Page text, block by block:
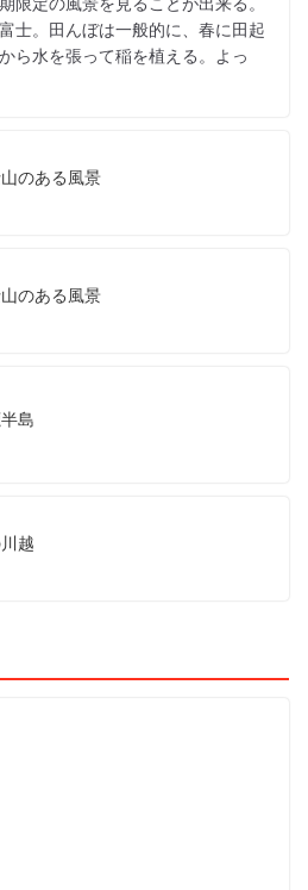
士。田んぼは一般的に、春に田起
ら水を張って稲を植える。よっ
のある風景
のある風景
島
越